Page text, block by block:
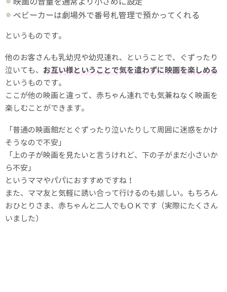
ベビーカーは劇場外で番号札管理で預かってくれる
というものです。
他のお客さんも乳幼児や幼児連れ、ということで、ぐずったり
泣いても、 お互い様ということで気を遣わずに映画を楽しめる
というものです。
ここが他の映画と違って、赤ちゃん連れでも気兼ねなく映画を
楽しむことができます。
「普通の映画館だとぐずったり泣いたりして周囲に迷惑をかけ
そうなので不安」
「上の子が映画を見たいと言うけれど、下の子がまだ小さいか
ら不安」
というママやパパにおすすめですね！
また、ママ友と気軽に誘い合って行けるのも嬉しい。もちろん
おひとりさま、赤ちゃんと二人でもＯＫです（実際にたくさん
いました）